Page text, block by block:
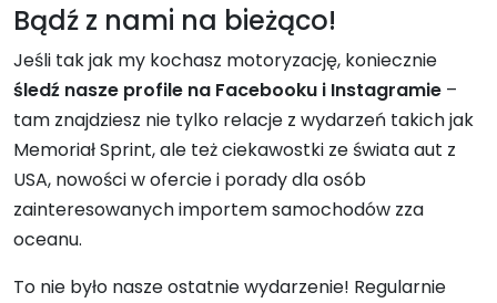
Bądź z nami na bieżąco!
Jeśli tak jak my kochasz motoryzację, koniecznie
śledź nasze profile na Facebooku i Instagramie –
tam znajdziesz nie tylko relacje z wydarzeń takich jak
Memoriał Sprint, ale też ciekawostki ze świata aut z
USA, nowości w ofercie i porady dla osób
zainteresowanych importem samochodów zza
oceanu.
To nie było nasze ostatnie wydarzenie! Regularnie